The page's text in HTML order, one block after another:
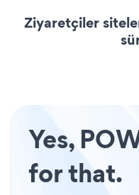
Ziyaretçiler
Yes,
for that.